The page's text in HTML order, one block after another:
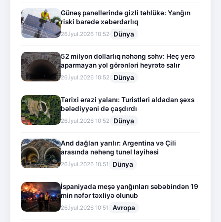
Günəş panellərində gizli təhlükə: Yanğın
riski barədə xəbərdarlıq
26.İyul.2026 10:52 Dünya
52 milyon dollarlıq nəhəng səhv: Heç yerə
aparmayan yol görənləri heyrətə salır
26.İyul.2026 10:52 Dünya
Tarixi ərazi yalanı: Turistləri aldadan şəxs
bələdiyyəni də çaşdırdı
26.İyul.2026 10:52 Dünya
And dağları yarılır: Argentina və Çili
arasında nəhəng tunel layihəsi
26.İyul.2026 10:51 Dünya
İspaniyada meşə yanğınları səbəbindən 19
min nəfər təxliyə olunub
26.İyul.2026 10:51 Avropa